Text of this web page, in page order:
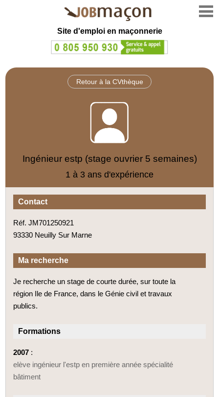
Site d'emploi en maçonnerie
Retour à la CVthèque
Ingénieur estp (stage ouvrier 5 semaines)
1 à 3 ans d'expérience
Contact
Réf. JM701250921
93330 Neuilly Sur Marne
Ma recherche
Je recherche un stage de courte durée, sur toute la
région Ile de France, dans le Génie civil et travaux
publics.
Formations
2007 :
elève ingénieur l'estp en première année spécialité
bâtiment